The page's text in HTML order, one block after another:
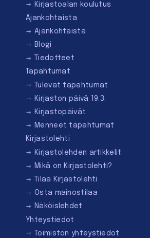
Kirjastoalan koulutus
Ajankohtaista
Ajankohtaista
Blogi
Tiedotteet
Tapahtumat
Tulevat tapahtumat
Kirjaston päivä 19.3.
Kirjastopäivät
Menneet tapahtumat
Kirjastolehti
Kirjastolehden artikkelit
Mikä on Kirjastolehti?
Tilaa Kirjastolehti
Osta mainostilaa
Näköislehdet
Yhteystiedot
Toimiston yhteystiedot